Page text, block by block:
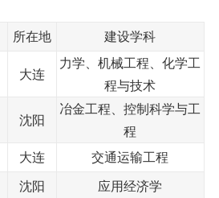
所在地 建设学科
大连
力学、机械工程、化学工
程与技术
沈阳
冶金工程、控制科学与工
程
大连
交通运输工程
沈阳 应用经济学